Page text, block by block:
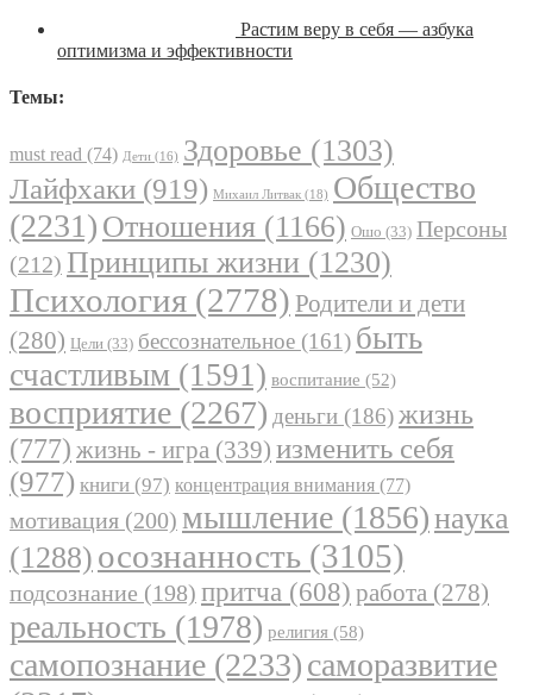
Растим веру в себя — азбука
оптимизма и эффективности
Темы:
must read (74) Дети (16) Здоровье (1303)
Лайфхаки (919) Михаил Литвак (18) Общество
(2231) Отношения (1166) Ошо (33) Персоны
(212) Принципы жизни (1230)
Психология (2778) Родители и дети
(280) Цели (33) бессознательное (161) быть
счастливым (1591) воспитание (52)
восприятие (2267) деньги (186)жизнь
(777) жизнь - игра (339) изменить себя
(977) книги (97) концентрация внимания (77)
мотивация (200) мышление (1856)наука
(1288) осознанность (3105)
подсознание (198) притча (608) работа (278)
реальность (1978) религия (58)
самопознание (2233)саморазвитие